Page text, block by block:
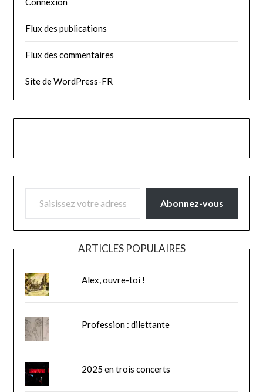
Flux des publications
Flux des commentaires
Site de WordPress-FR
SAISISSEZ VOTRE ADRESSE E-MAIL…
Abonnez-vous
ARTICLES POPULAIRES
Alex, ouvre-toi !
Profession : dilettante
2025 en trois concerts